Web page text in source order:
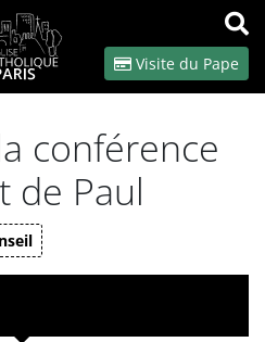
OK
Visite du Pape
conférence
de Paul